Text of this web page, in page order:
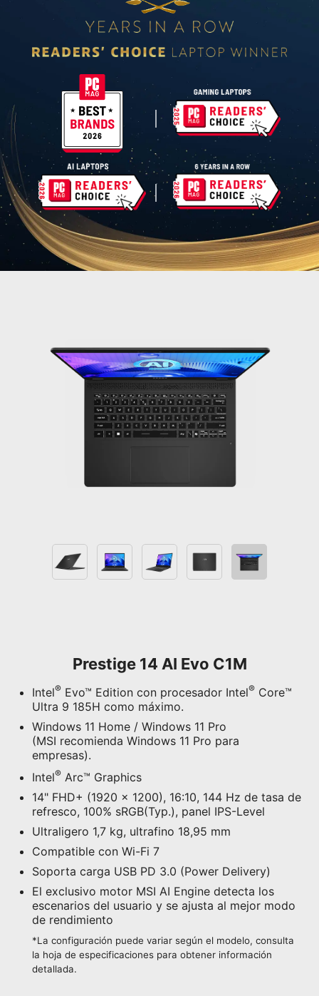
Prestige 14 AI Evo C1M
Intel® Evo™ Edition con procesador Intel® Core™
Ultra 9 185H como máximo.
Windows 11 Home / Windows 11 Pro
(MSI recomienda Windows 11 Pro para
empresas).
Intel® Arc™ Graphics
14" FHD+ (1920 x 1200), 16:10, 144 Hz de tasa de
refresco, 100% sRGB(Typ.), panel IPS-Level
Ultraligero 1,7 kg, ultrafino 18,95 mm
Compatible con Wi-Fi 7
Soporta carga USB PD 3.0 (Power Delivery)
El exclusivo motor MSI AI Engine detecta los
escenarios del usuario y se ajusta al mejor modo
de rendimiento
*La configuración puede variar según el modelo, consulta
la hoja de especificaciones para obtener información
detallada.